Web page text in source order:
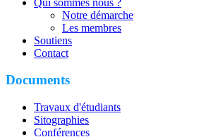
Notre démarche
Les membres
Soutiens
Contact
Documents
Travaux d'étudiants
Sitographies
Conférences